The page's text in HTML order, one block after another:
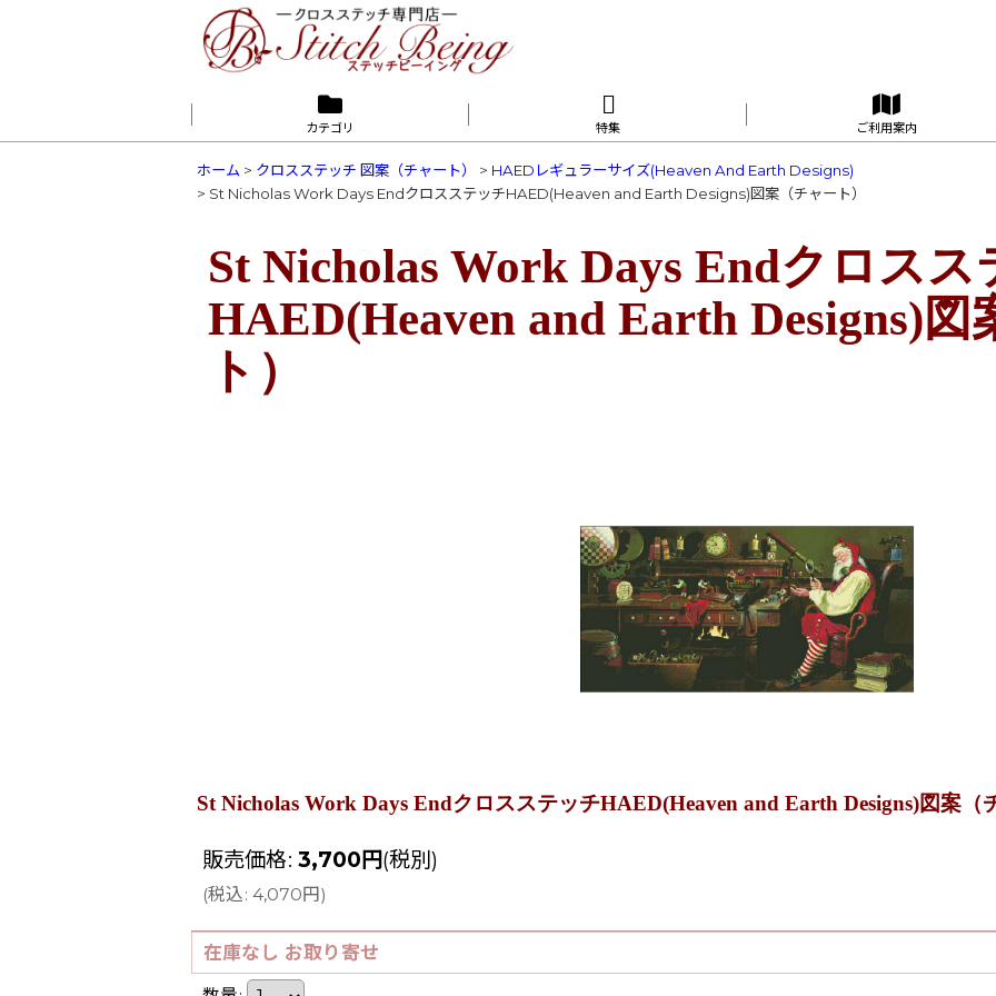
カテゴリ 特集 ご利用案内
ホーム > クロスステッチ 図案（チャート） > HAEDレギュラーサイズ(Heaven And Earth Designs)
> St Nicholas Work Days EndクロスステッチHAED(Heaven and Earth Designs)図案（チャート）
St Nicholas Work Days Endクロスス
HAED(Heaven and Earth Designs)図
ト）
St Nicholas Work Days EndクロスステッチHAED(Heaven and Earth Designs)図案（
販売価格: 3,700円(税別)
(税込: 4,070円)
在庫なし お取り寄せ